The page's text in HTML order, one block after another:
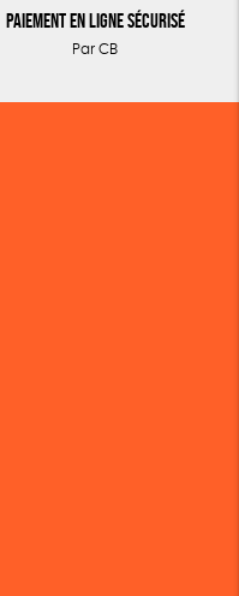
Paiement en ligne sécurisé
Par CB